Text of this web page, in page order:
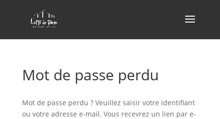
Mot de passe perdu
Mot de passe perdu ? Veuillez saisir votre identifiant
ou votre adresse e-mail. Vous recevrez un lien par e-